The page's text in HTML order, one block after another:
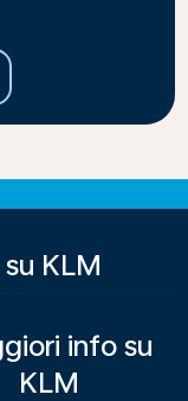
su KLM
info su
KLM